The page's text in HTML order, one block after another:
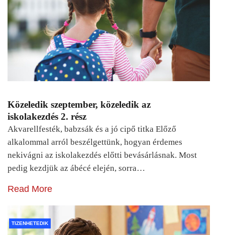
Közeledik szeptember, közeledik az
iskolakezdés 2. rész
Akvarellfesték, babzsák és a jó cipő titka Előző
alkalommal arról beszélgettünk, hogyan érdemes
nekivágni az iskolakezdés előtti bevásárlásnak. Most
pedig kezdjük az ábécé elején, sorra…
Read More
TIZENHETEDIK